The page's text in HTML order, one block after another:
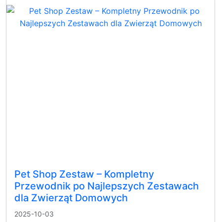
Pet Shop Zestaw – Kompletny
Przewodnik po Najlepszych Zestawach
dla Zwierząt Domowych
2025-10-03